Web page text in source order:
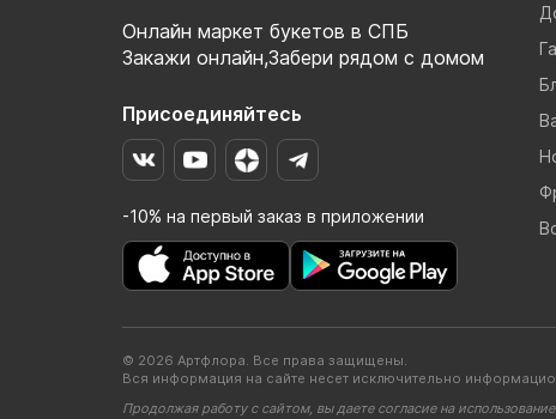
Онлайн маркет букетов в СПБ
Закажи онлайн,Забери рядом с домом
Присоединяйтесь
-10% на первый заказ в приложении
© 2026 Артфлора. Все права защищены.
Вся информация на сайте несет исключительно
Продолжая работу с сайтом, вы даете согласие на